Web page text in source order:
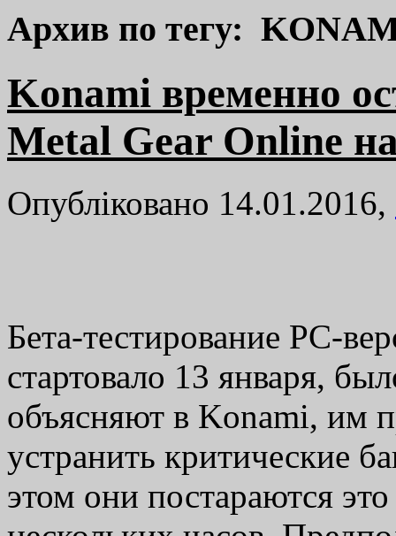
Архив по тегу:
Konami временно
Metal Gear Online
Опубліковано 14.01.2016,
Бета-тестирование PC-
стартовало 13 января,
объясняют в Konami, им
устранить критические
этом они постараются